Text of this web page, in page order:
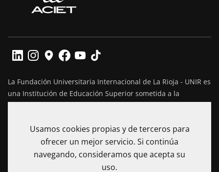
La Fundación Universitaria Internacional de La Rioja - UNIR es
una Institución de Educación Superior sometida a la
inspección y vigilancia del Ministerio de Educación Nacional
mediante Resolución No. 13130 del 7 de julio de 2017
expedida por el Ministerio de Educación Nacional.
Calle 100 No. 19-61 piso 8º, Bogotá – Colombia Teléfono: (+57)
Usamos cookies propias y de terceros para
ofrecer un mejor servicio. Si continúa
navegando, consideramos que acepta su
uso.